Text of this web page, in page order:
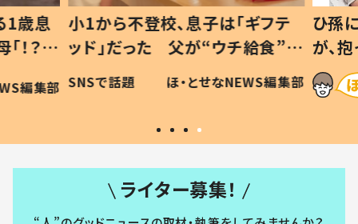
歳息
？」
編集部
小1から不登校、息子は「ギフテ
ッド」だった 父が“ウチ給食”を
作り続ける理由とは #令和の親
#令和の子
SNSで話題 ほ・とせなNEWS編集部
ひ孫
が、
「涙
い」
ライター募集！